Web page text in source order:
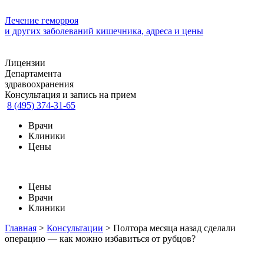
Лечение геморроя
и других заболеваний кишечника, адреса и цены
Лицензии
Департамента
здравоохранения
Консультация и запись на прием
8 (495) 374-31-65
Врачи
Клиники
Цены
Цены
Врачи
Клиники
Главная > Консультации > Полтора месяца назад сделали
операцию — как можно избавиться от рубцов?